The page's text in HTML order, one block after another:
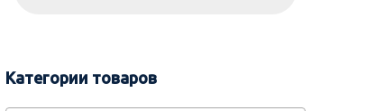
Категории товаров